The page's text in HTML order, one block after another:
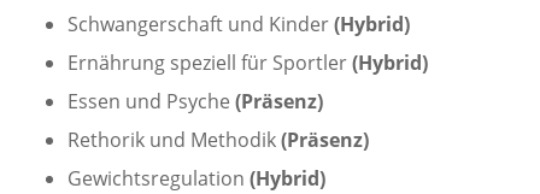
Schwangerschaft und Kinder(Hybrid)
Ernährung speziell für Sportler(Hybrid)
Essen und Psyche (Präsenz)
Rethorik und Methodik(Präsenz)
Gewichtsregulation (Hybrid)